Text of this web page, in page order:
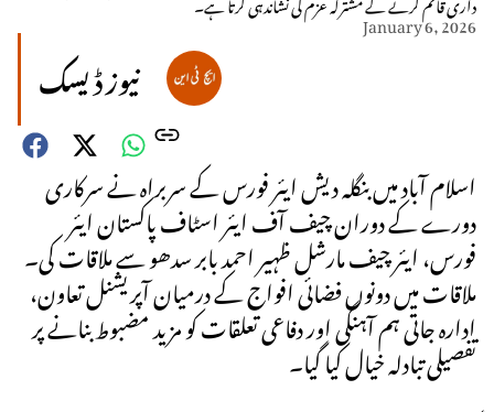
January 6, 2026
نیوز ڈیسک
اسلام آباد میں بنگلہ دیش ایئر فورس کے سربراہ نے سرکاری
دورے کے دوران چیف آف ایئر اسٹاف پاکستان ایئر
فورس، ایئر چیف مارشل ظہیر احمد بابر سدھو سے ملاقات کی۔
ملاقات میں دونوں فضائی افواج کے درمیان آپریشنل تعاون،
ادارہ جاتی ہم آہنگی اور دفاعی تعلقات کو مزید مضبوط بنانے پر
تفصیلی تبادلہ خیال کیا گیا۔